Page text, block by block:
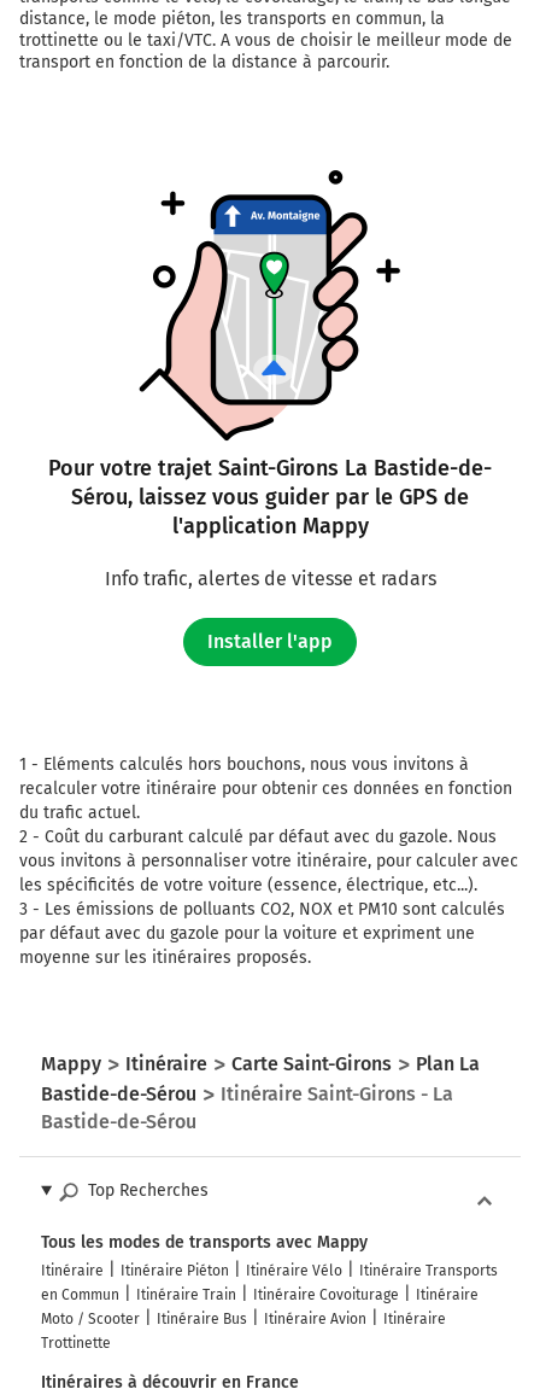
distance, le mode piéton, les transports en commun, la
trottinette ou le taxi/VTC. A vous de choisir le meilleur mode de
transport en fonction de la distance à parcourir.
Pour votre trajet Saint-Girons La Bastide-de-
Sérou, laissez vous guider par le GPS de
l'application Mappy
Info trafic, alertes de vitesse et radars
Installer l'app
1 - Eléments calculés hors bouchons, nous vous invitons à
recalculer votre itinéraire pour obtenir ces données en fonction
du trafic actuel.
2 - Coût du carburant calculé par défaut avec du gazole. Nous
vous invitons à personnaliser votre itinéraire, pour calculer avec
les spécificités de votre voiture (essence, électrique, etc...).
3 - Les émissions de polluants CO2, NOX et PM10 sont calculés
par défaut avec du gazole pour la voiture et expriment une
moyenne sur les itinéraires proposés.
Mappy Itinéraire Carte Saint-Girons
Plan La
Bastide-de-Sérou
Itinéraire Saint-Girons - La
Bastide-de-Sérou
Top Recherches
Tous les modes de transports avec Mappy
Itinéraire Itinéraire Piéton Itinéraire Vélo
Itinéraire Transports
en Commun
Itinéraire Train Itinéraire Covoiturage
Itinéraire
Moto / Scooter
Itinéraire Bus Itinéraire Avion
Itinéraire
Trottinette
Itinéraires à découvrir en France